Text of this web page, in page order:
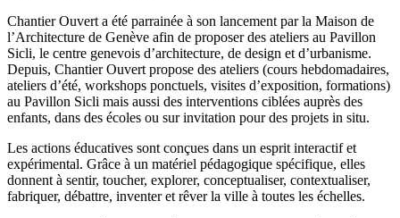
Chantier Ouvert a été parrainée à son lancement par la Maison de
l’Architecture de Genève afin de proposer des ateliers au Pavillon
Sicli, le centre genevois d’architecture, de design et d’urbanisme.
Depuis, Chantier Ouvert propose des ateliers (cours hebdomadaires,
ateliers d’été, workshops ponctuels, visites d’exposition, formations)
au Pavillon Sicli mais aussi des interventions ciblées auprès des
enfants, dans des écoles ou sur invitation pour des projets in situ.
Les actions éducatives sont conçues dans un esprit interactif et
expérimental. Grâce à un matériel pédagogique spécifique, elles
donnent à sentir, toucher, explorer, conceptualiser, contextualiser,
fabriquer, débattre, inventer et rêver la ville à toutes les échelles.